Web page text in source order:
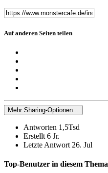
Auf anderen Seiten teilen
Mehr Sharing-Optionen...
Antworten 1,5Tsd
Erstellt 6 Jr.
Letzte Antwort 26. Jul
Top-Benutzer in diesem Thema